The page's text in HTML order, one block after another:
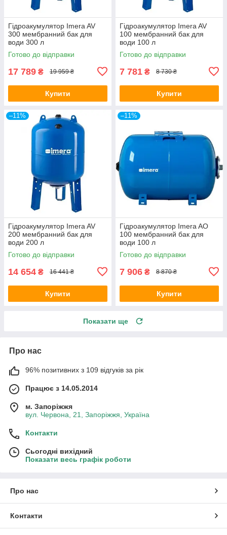
Гідроакумулятор Imera AV
300 мембранний бак для
води 300 л
Готово до відправки
17 789 ₴ 19 959 ₴
Купити
Гідроакумулятор Imera AV
100 мембранний бак для
води 100 л
Готово до відправки
7 781 ₴ 8 730 ₴
Купити
–11%
Гідроакумулятор Imera AV
200 мембранний бак для
води 200 л
Готово до відправки
14 654 ₴ 16 441 ₴
Купити
–11%
Гідроакумулятор Imera AO
100 мембранний бак для
води 100 л
Готово до відправки
7 906 ₴ 8 870 ₴
Купити
Показати ще
Про нас
96% позитивних з 109 відгуків за рік
Працює з 14.05.2014
м. Запоріжжя
вул. Червона, 21, Запоріжжя, Україна
Контакти
Сьогодні вихідний
Показати весь графік роботи
Про нас
Контакти